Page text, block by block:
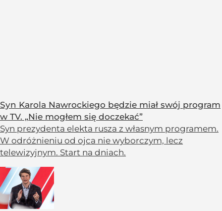
Syn Karola Nawrockiego będzie miał swój program
w TV. „Nie mogłem się doczekać”
Syn prezydenta elekta rusza z własnym programem.
W odróżnieniu od ojca nie wyborczym, lecz
telewizyjnym. Start na dniach.